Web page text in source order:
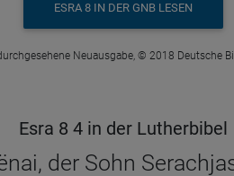
ESRA 8 IN DER GNB LESEN
Neuausgabe, © 2018 Deutsche
Esra 8 4 in der Lutherbibel
der Sohn